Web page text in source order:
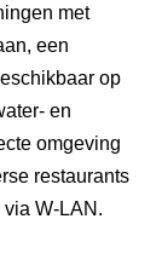
met
een
op
en
omgeving
restaurants
W-LAN.